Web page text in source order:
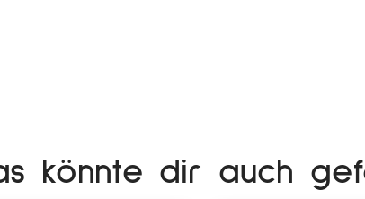
könnte dir auch